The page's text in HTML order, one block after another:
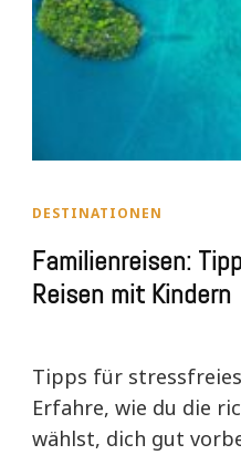
DESTINATIONEN
Familienreisen:
Reisen mit Kindern
Tipps für
Erfahre, wie du die
wählst, dich gut